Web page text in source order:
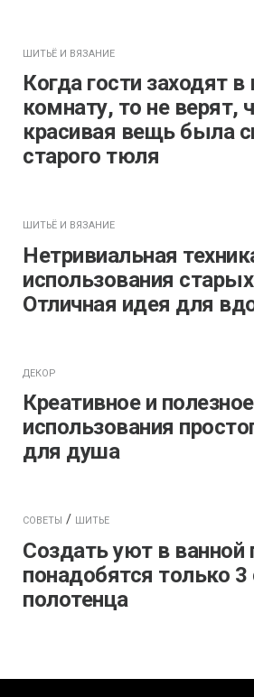
ШИТЬЁ И ВЯЗАНИЕ
Когда гости заходят
комнату, то не верят,
красивая вещь была
старого тюля
ШИТЬЁ И ВЯЗАНИЕ
Нетривиальная
использования
Отличная идея для
ДЕКОР
Креативное и полезное
использования
для душа
СОВЕТЫ / ШИТЬЕ
Создать уют в ванной
понадобятся только
полотенца